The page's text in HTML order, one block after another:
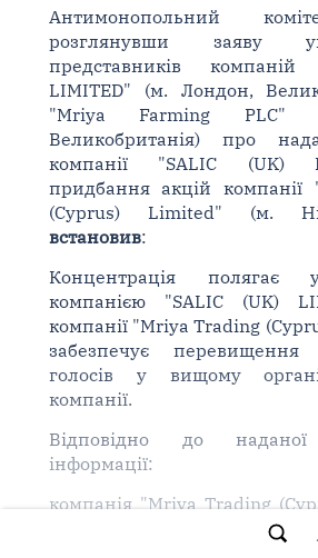
Антимонопольний
розглянувши заяву
представників
LIMITED" (м. Лондон,
"Mriya Farming PLC"
Великобританія) про
компанії "SALIC (UK)
придбання акцій компанії
(Cyprus) Limited" (м.
встановив:
Концентрація полягає
компанією "SALIC (UK)
компанії "Mriya Trading
забезпечує перевищення
голосів у вищому
компанії.
Відповідно до наданої
інформації:
компанія "Mriya Trading
холдинговою компанією,